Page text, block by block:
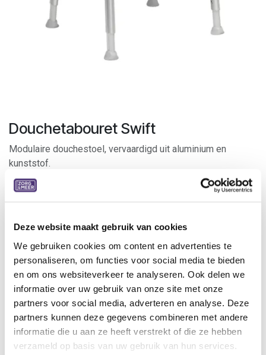
Deze website maakt gebruik van cookies
We gebruiken cookies om content en advertenties te
personaliseren, om functies voor social media te bieden
en om ons websiteverkeer te analyseren. Ook delen we
informatie over uw gebruik van onze site met onze
partners voor social media, adverteren en analyse. Deze
partners kunnen deze gegevens combineren met andere
informatie die u aan ze heeft verstrekt of die ze hebben
verzameld op basis van uw gebruik van hun services.
Douchetabouret Swift
Modulaire douchestoel, vervaardigd uit aluminium en
kunststof.
Zeer eenvoudig uit elkaar te nemen om te reinigen en
gemakkelijk mee te nemen.
Voorzien van een uitsparing vooraan en brede antislip
Specificaties
Kleur: lichtgrijs
In hoogte verstelbaar van 42 tot 57 cm
Zitting: 54 x 41 cm
Vloerbasis: 53 x 56,5 cm (laagste stand) - 54 x 59,5 cm
(hoogste stand)
Gewicht van 3,1 tot 4,7 kg afhankelijk van de gekozen
uitvoering